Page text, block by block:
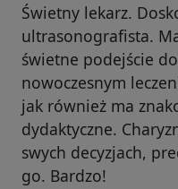
Świetny lekarz.
ultrasonografista.
świetne podejście
nowoczesnym
jak również ma
dydaktyczne.
swych decyzjach,
go. Bardzo!